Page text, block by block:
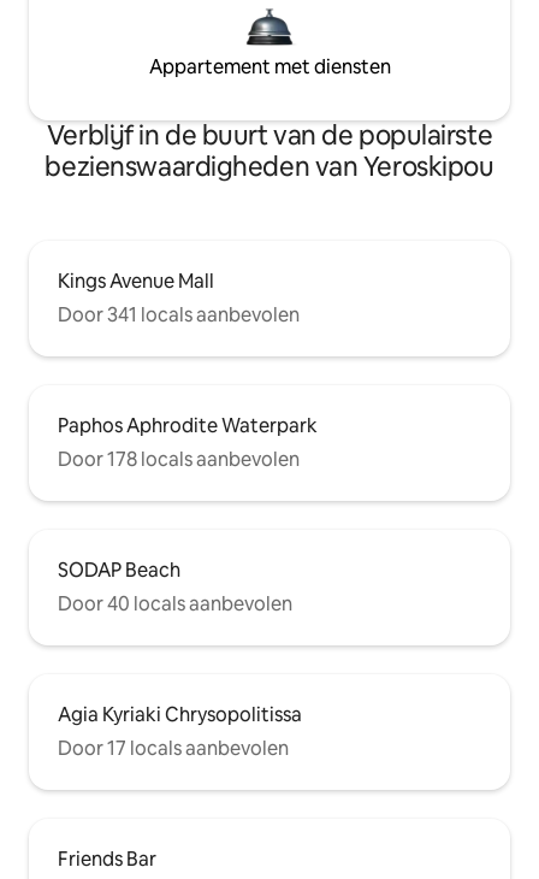
Appartement met diensten
Verblijf in de buurt van de populairste
bezienswaardigheden van Yeroskipou
Kings Avenue Mall
Door 341 locals aanbevolen
Paphos Aphrodite Waterpark
Door 178 locals aanbevolen
SODAP Beach
Door 40 locals aanbevolen
Agia Kyriaki Chrysopolitissa
Door 17 locals aanbevolen
Friends Bar